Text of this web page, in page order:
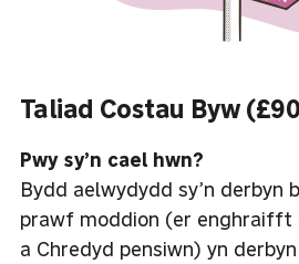
Taliad Costau Byw
Pwy sy’n cael hwn?
Bydd aelwydydd sy’n derbyn
prawf moddion (er enghraifft
a Chredyd pensiwn) yn